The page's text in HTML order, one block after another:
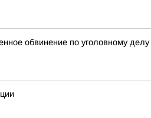
обвинение по уголовному